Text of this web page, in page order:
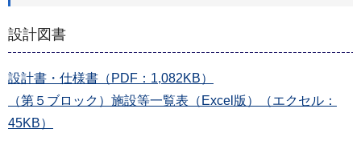
設計図書
設計書・仕様書（PDF：1,082KB）
（第５ブロック）施設等一覧表（Excel版）（エクセル：
45KB）